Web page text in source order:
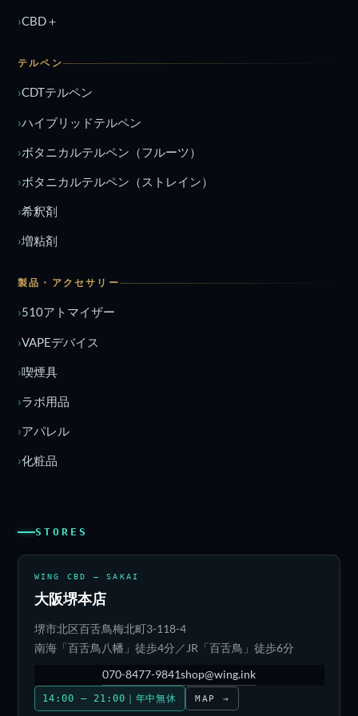
CBD＋
テルペン
CDTテルペン
ハイブリッドテルペン
ボタニカルテルペン（フルーツ）
ボタニカルテルペン（ストレイン）
希釈剤
増粘剤
製品・アクセサリー
510アトマイザー
VAPEデバイス
喫煙具
ラボ用品
アパレル
化粧品
STORES
WING CBD — SAKAI
大阪堺本店
堺市北区百舌鳥梅北町3-118-4
南海「百舌鳥八幡」徒歩4分／JR「百舌鳥」徒歩6分
070-8477-9841shop@wing.ink
14:00 – 21:00｜年中無休 MAP →